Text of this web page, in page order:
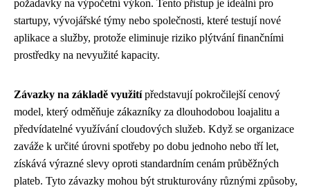
požadavky na výpočetní výkon. Tento přístup je ideální pro
startupy, vývojářské týmy nebo společnosti, které testují nové
aplikace a služby, protože eliminuje riziko plýtvání finančními
prostředky na nevyužité kapacity.
Závazky na základě využitípředstavují pokročilejší cenový
model, který odměňuje zákazníky za dlouhodobou loajalitu a
předvídatelné využívání cloudových služeb. Když se organizace
zaváže k určité úrovni spotřeby po dobu jednoho nebo tří let,
získává výrazné slevy oproti standardním cenám průběžných
plateb. Tyto závazky mohou být strukturovány různými způsoby,